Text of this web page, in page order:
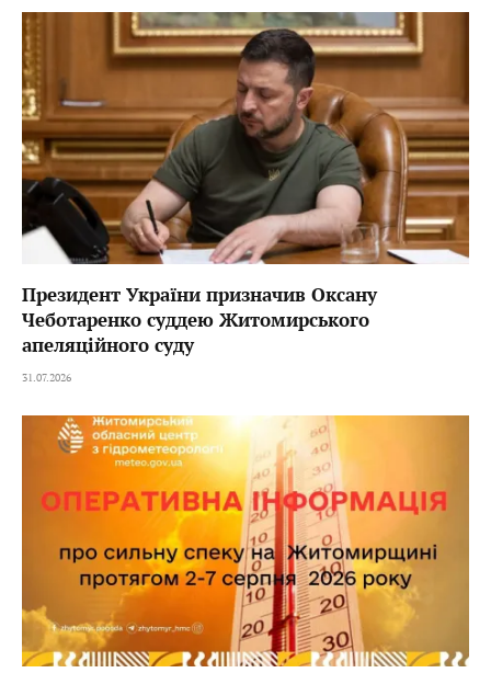
Президент України призначив Оксану
Чеботаренко суддею Житомирського
апеляційного суду
31.07.2026